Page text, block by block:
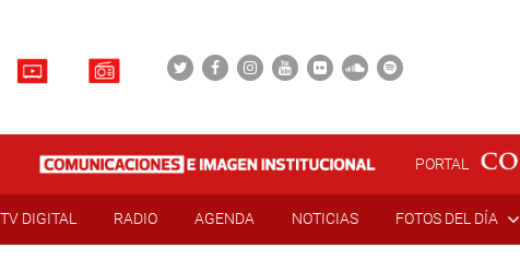
PORTAL
TV DIGITAL RADIO AGENDA NOTICIAS FOTOS DEL DÍA